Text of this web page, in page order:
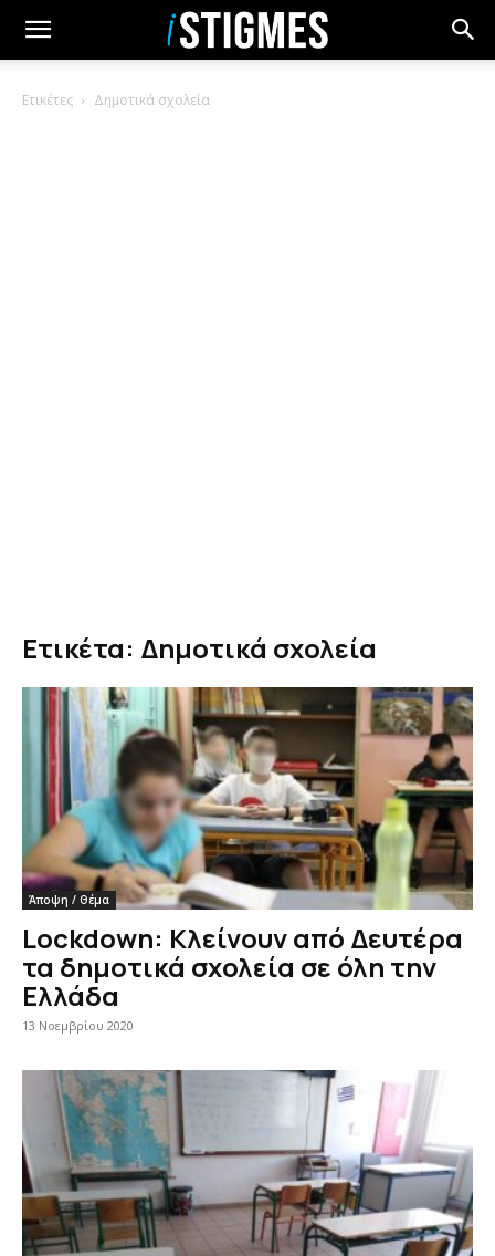
Ετικέτες Δημοτικά σχολεία
Ετικέτα: Δημοτικά σχολεία
Άποψη / Θέμα
Lockdown: Κλείνουν από Δευτέρα
τα δημοτικά σχολεία σε όλη την
Ελλάδα
13 Νοεμβρίου 2020